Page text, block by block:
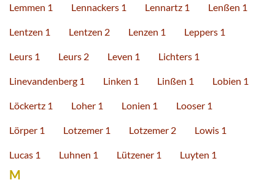
Lemmen 1 Lennackers 1 Lennartz 1 Lenßen 1
Lentzen 1 Lentzen 2 Lenzen 1 Leppers 1
Leurs 1 Leurs 2 Leven 1 Lichters 1
Linevandenberg 1 Linken 1 Linßen 1 Lobien 1
Löckertz 1 Loher 1 Lonien 1 Looser 1
Lörper 1 Lotzemer 1 Lotzemer 2 Lowis 1
Lucas 1 Luhnen 1 Lützener 1 Luyten 1
M